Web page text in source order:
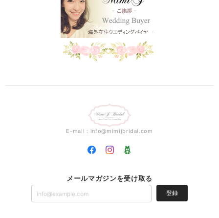
E-mail： info@mimijbridal.com
メールマガジンを受け取る
登録